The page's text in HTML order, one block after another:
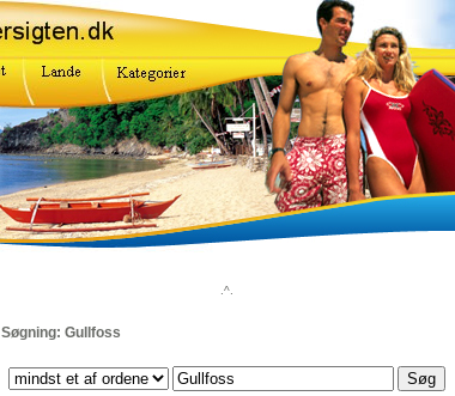
.^.
Søgning: Gullfoss